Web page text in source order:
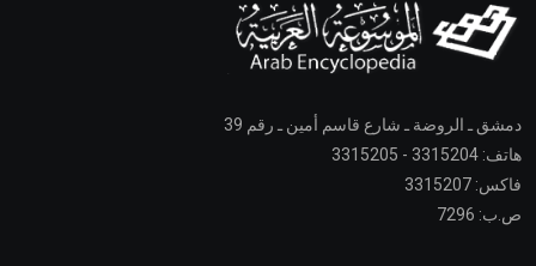
دمشق ـ الروضة ـ شارع قاسم أمين ـ رقم 39
هاتف: 3315204 - 3315205
فاكس: 3315207
ص.ب: 7296